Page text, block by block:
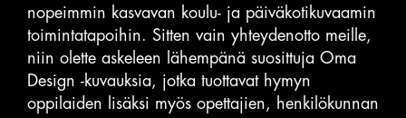
nopeimmin kasvavan koulu- ja päiväkotikuvaamin
toimintatapoihin. Sitten vain yhteydenotto meille,
niin olette askeleen lähempänä suosittuja Oma
Design -kuvauksia, jotka tuottavat hymyn
oppilaiden lisäksi myös opettajien, henkilökunnan